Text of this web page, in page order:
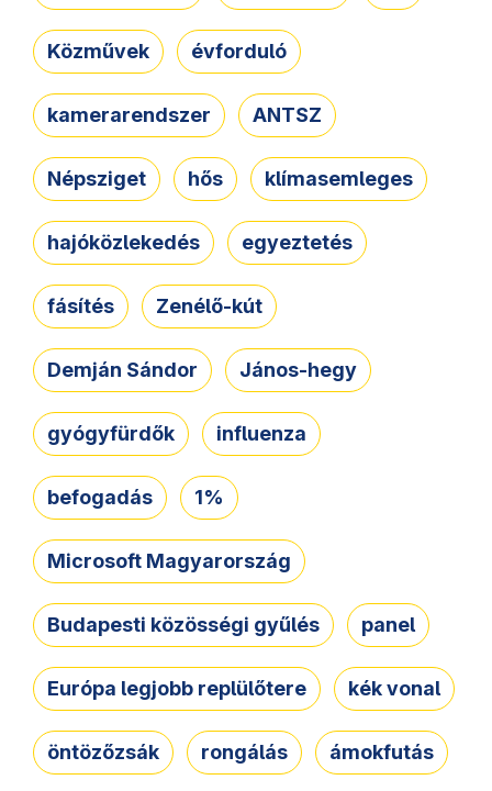
Közművek évforduló
kamerarendszer ANTSZ
Népsziget hős klímasemleges
hajóközlekedés egyeztetés
fásítés Zenélő-kút
Demján Sándor János-hegy
gyógyfürdők influenza
befogadás 1%
Microsoft Magyarország
Budapesti közösségi gyűlés panel
Európa legjobb replülőtere kék vonal
öntözőzsák rongálás ámokfutás